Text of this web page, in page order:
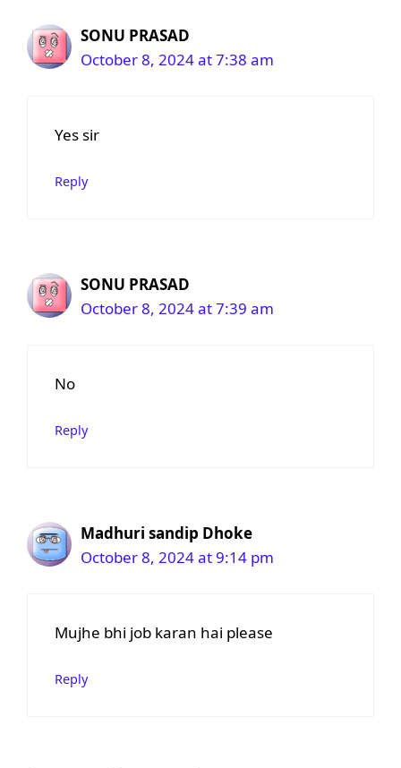
SONU PRASAD
October 8, 2024 at 7:38 am
Yes sir
Reply
SONU PRASAD
October 8, 2024 at 7:39 am
No
Reply
Madhuri sandip Dhoke
October 8, 2024 at 9:14 pm
Mujhe bhi job karan hai please
Reply